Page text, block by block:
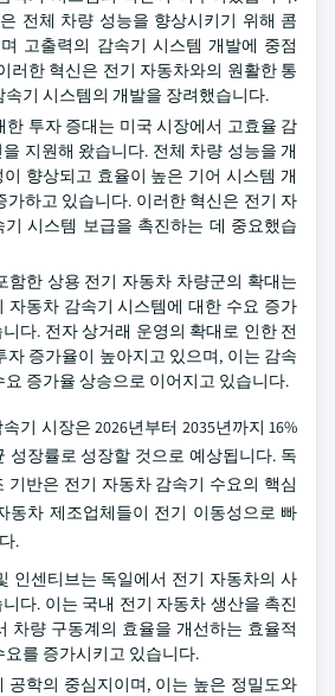
전체 차량 성능을 향상시키기 위해 콤
고출력의 감속기 시스템 개발에 중점
러한 혁신은 전기 자동차와의 원활한 통
속기 시스템의 개발을 장려했습니다.
한 투자 증대는 미국 시장에서 고효율 감
지원해 왔습니다. 전체 차량 성능을 개
향상되고 효율이 높은 기어 시스템 개
가하고 있습니다. 이러한 혁신은 전기 자
시스템 보급을 촉진하는 데 중요했습
함한 상용 전기 자동차 차량군의 확대는
자동차 감속기 시스템에 대한 수요 증가
다. 전자 상거래 운영의 확대로 인한 전
자 증가율이 높아지고 있으며, 이는 감속
증가율 상승으로 이어지고 있습니다.
기 시장은 2026년부터 2035년까지 16%
성장률로 성장할 것으로 예상됩니다. 독
기반은 전기 자동차 감속기 수요의 핵심
동차 제조업체들이 전기 이동성으로 빠
.
인센티브는 독일에서 전기 자동차의 사
다. 이는 국내 전기 자동차 생산을 촉진
차량 구동계의 효율을 개선하는 효율적
를 증가시키고 있습니다.
공학의 중심지이며, 이는 높은 정밀도와